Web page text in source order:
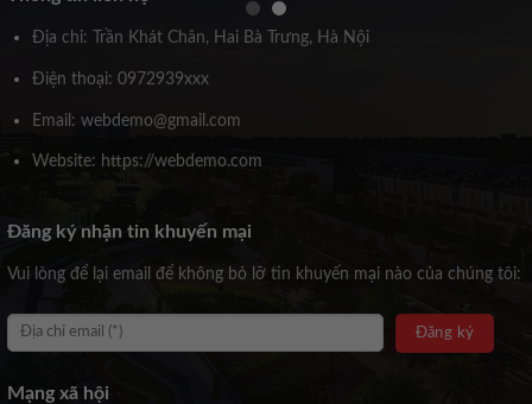
Địa chỉ: Trần Khát Chân, Hai Bà Trưng, Hà Nội
Điện thoại: 0972939xxx
Email: webdemo@gmail.com
Website: https://webdemo.com
Đăng ký nhận tin khuyến mại
Vui lòng để lại email để không bỏ lỡ tin khuyến mại nào của chúng tôi:
Mạng xã hội